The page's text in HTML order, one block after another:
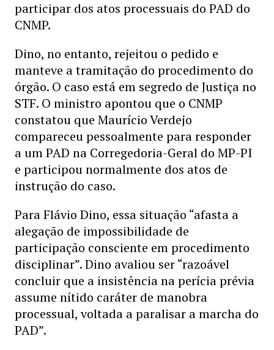
participar dos atos processuais do PAD do
CNMP.
Dino, no entanto, rejeitou o pedido e
manteve a tramitação do procedimento do
órgão. O caso está em segredo de Justiça no
STF. O ministro apontou que o CNMP
constatou que Maurício Verdejo
compareceu pessoalmente para responder
a um PAD na Corregedoria-Geral do MP-PI
e participou normalmente dos atos de
instrução do caso.
Para Flávio Dino, essa situação “afasta a
alegação de impossibilidade de
participação consciente em procedimento
disciplinar”. Dino avaliou ser “razoável
concluir que a insistência na perícia prévia
assume nítido caráter de manobra
processual, voltada a paralisar a marcha do
PAD”.